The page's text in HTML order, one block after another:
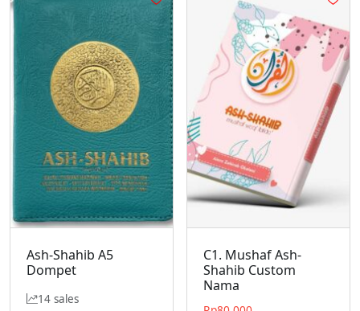
Ash-Shahib A5
Dompet
14 sales
C1. Mushaf Ash-
Shahib Custom
Nama